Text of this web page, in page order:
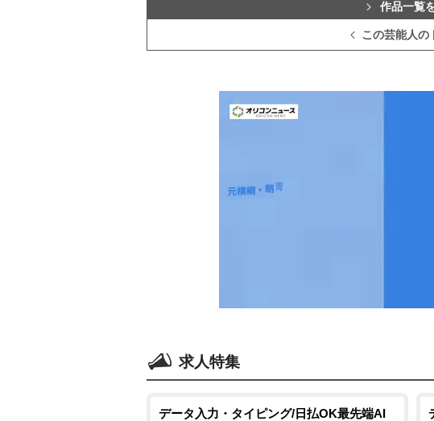
作品一覧
この芸能人の
求人特集
データ入力・タイピング/日払OK最先端AI